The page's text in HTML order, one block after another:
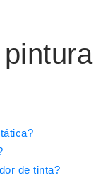
de tinta?